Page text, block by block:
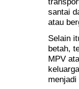
santai
atau
Selain
betah,
MPV